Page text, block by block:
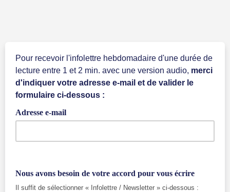
Pour recevoir l'infolettre hebdomadaire d'une durée de
lecture entre 1 et 2 min. avec une version audio, merci
d'indiquer votre adresse e-mail et de valider le
formulaire ci-dessous :
Adresse e-mail
Nous avons besoin de votre accord pour vous écrire
Il suffit de sélectionner « Infolettre / Newsletter » ci-dessous :